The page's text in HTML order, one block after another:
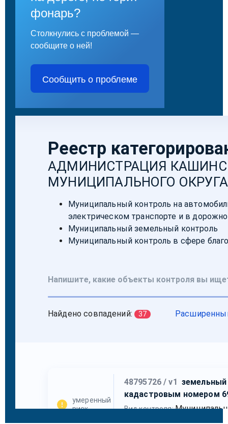
фонарь?
Столкнулись с проблемой —
сообщите о ней!
Сообщить о проблеме